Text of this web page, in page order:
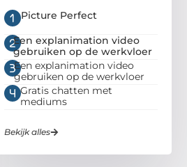
Picture Perfect
Een explanimation video
gebruiken op de werkvloer
Een explanimation video
gebruiken op de werkvloer
Gratis chatten met
mediums
Bekijk alles